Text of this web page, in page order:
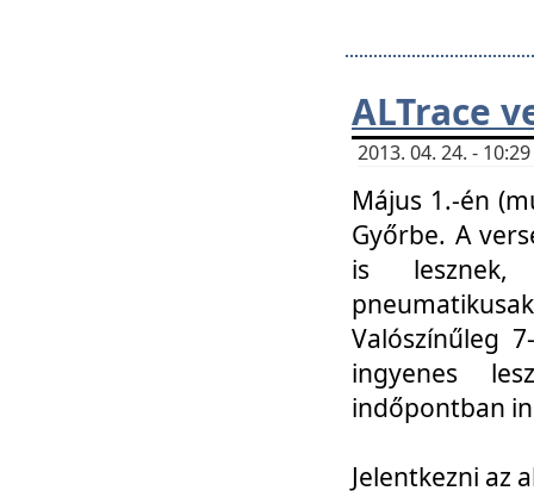
ALTrace
2013. 04. 24. -
Május 1.-én
Győrbe. A
is lesznek,
Valószínűleg
ingyenes
indőpontban
Jelentkezni az